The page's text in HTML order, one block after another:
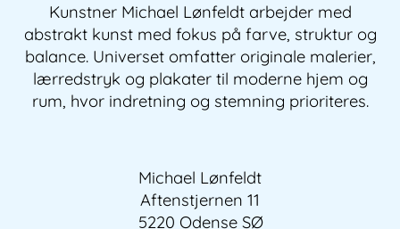
Kunstner Michael Lønfeldt arbejder med
abstrakt kunst med fokus på farve, struktur og
balance. Universet omfatter originale malerier,
lærredstryk og plakater til moderne hjem og
rum, hvor indretning og stemning prioriteres.
Michael Lønfeldt
Aftenstjernen 11
5220 Odense SØ